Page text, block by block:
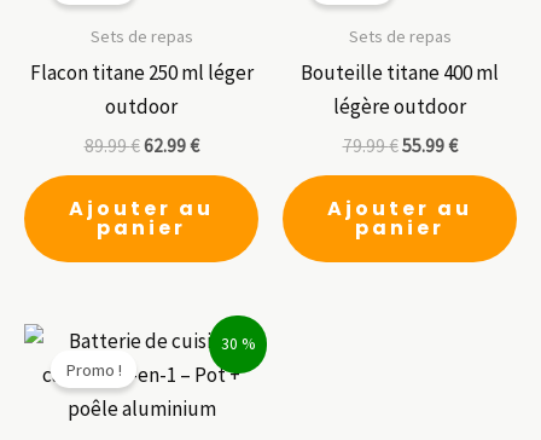
Sets de repas
Flacon titane 250 ml léger
outdoor
89.99€62.99€
Ajouter au
panier
Sets de repas
Bouteille titane 400 ml
légère outdoor
79.99€55.99€
Ajouter au
panier
30 %
Promo !